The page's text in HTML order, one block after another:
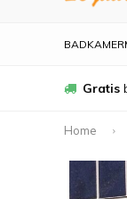
Gratis
Home